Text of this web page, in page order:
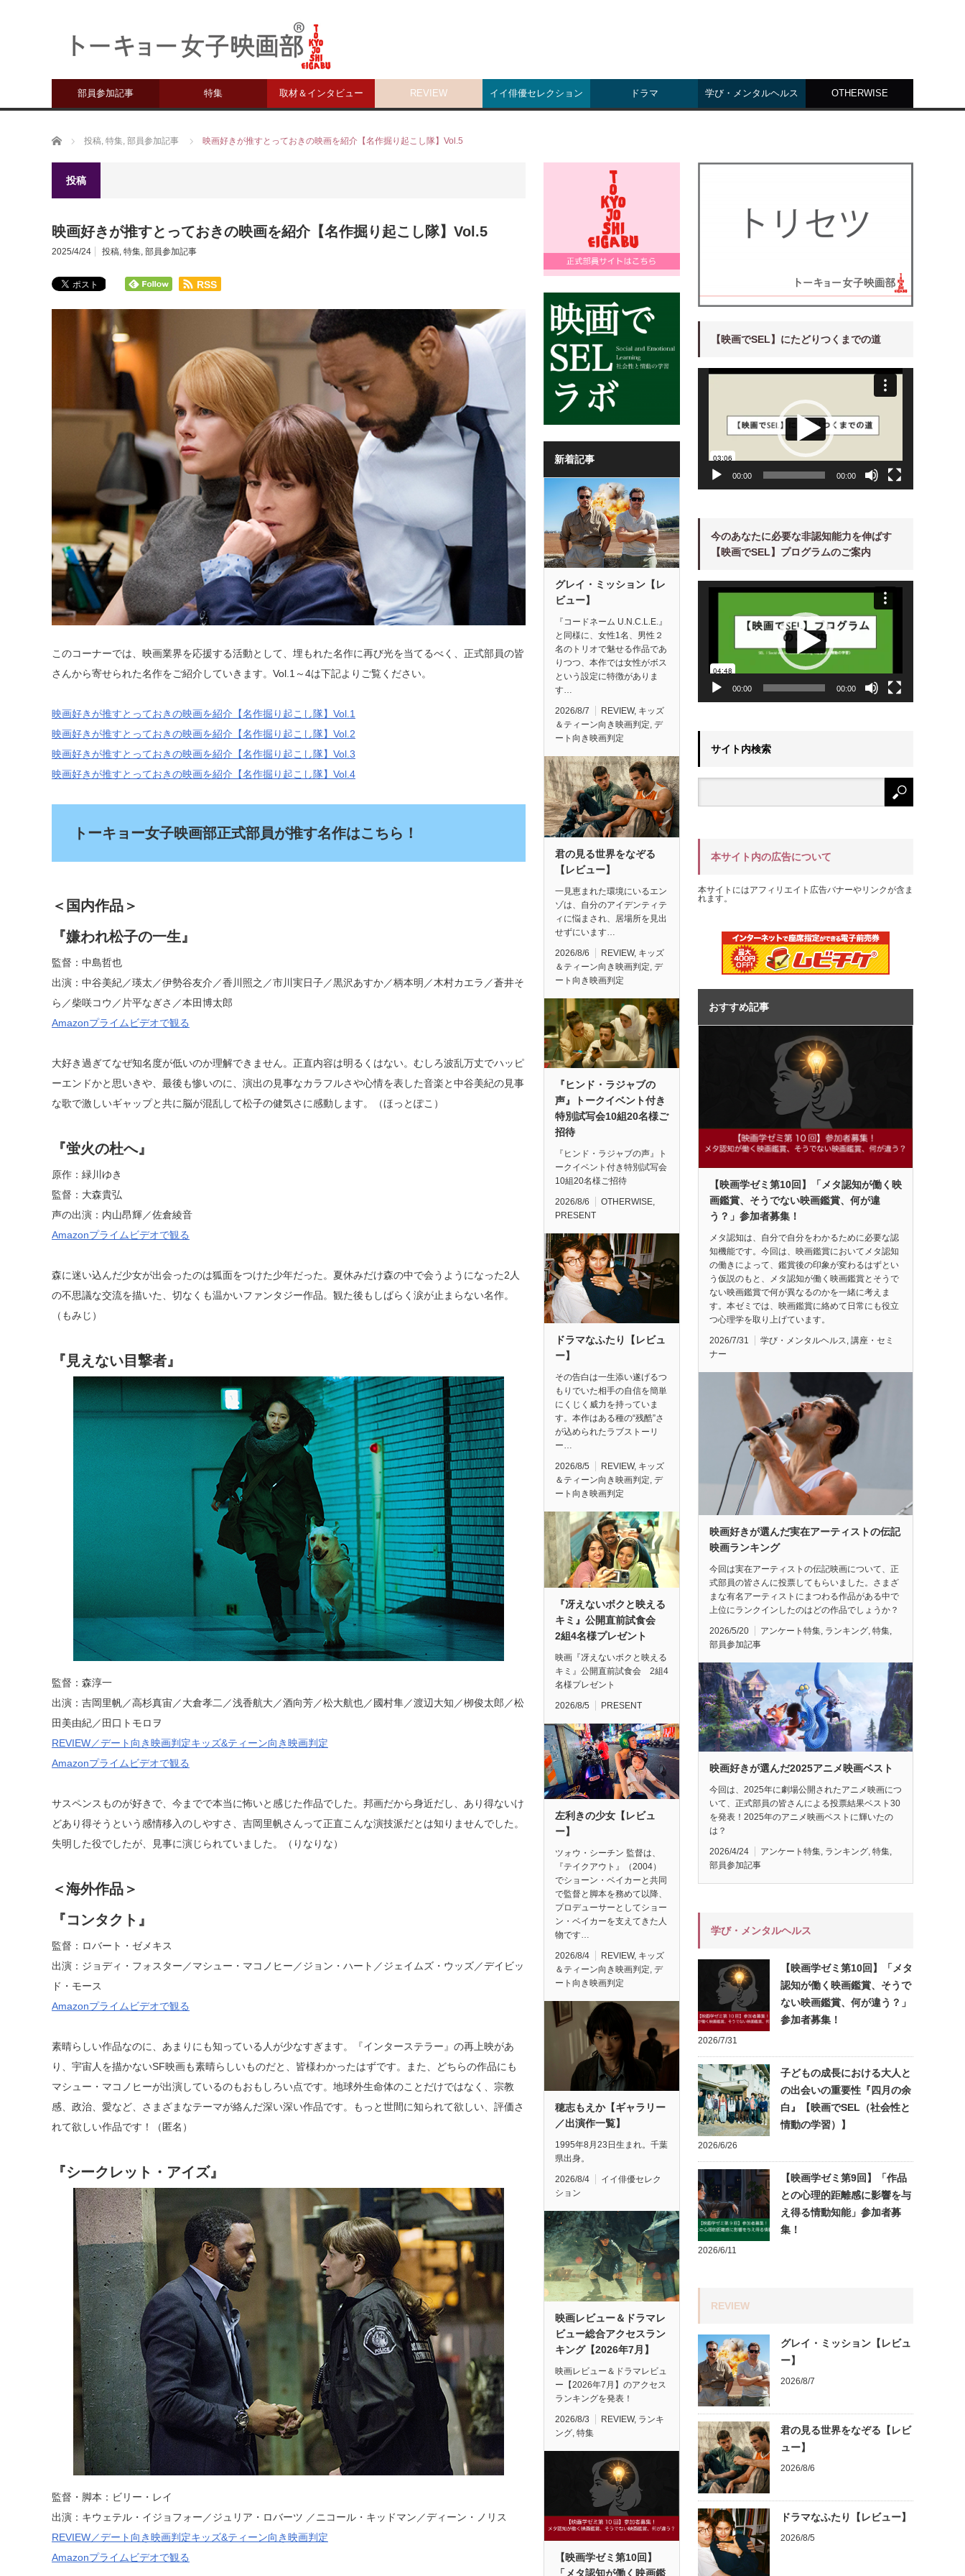
部員参加記事 特集 取材＆インタビュー REVIEW イイ俳優セレクション ドラマ 学び・メンタルヘルス OTHERWISE
ホーム 投稿, 特集, 部員参加記事 映画好きが推すとっておきの映画を紹介【名作掘り起こし隊】Vol.5
投稿
映画好きが推すとっておきの映画を紹介【名作掘り起こし隊】Vol.5
2025/4/24 投稿, 特集, 部員参加記事
RSS
このコーナーでは、映画業界を応援する活動として、埋もれた名作に再び光を当てるべく、正式部員の皆
さんから寄せられた名作をご紹介していきます。Vol.1～4は下記よりご覧ください。
映画好きが推すとっておきの映画を紹介【名作掘り起こし隊】Vol.1
映画好きが推すとっておきの映画を紹介【名作掘り起こし隊】Vol.2
映画好きが推すとっておきの映画を紹介【名作掘り起こし隊】Vol.3
映画好きが推すとっておきの映画を紹介【名作掘り起こし隊】Vol.4
トーキョー女子映画部正式部員が推す名作はこちら！
＜国内作品＞
『嫌われ松子の一生』
監督：中島哲也
出演：中谷美紀／瑛太／伊勢谷友介／香川照之／市川実日子／黒沢あすか／柄本明／木村カエラ／蒼井そ
ら／柴咲コウ／片平なぎさ／本田博太郎
Amazonプライムビデオで観る
大好き過ぎてなぜ知名度が低いのか理解できません。正直内容は明るくはない。むしろ波乱万丈でハッピ
ーエンドかと思いきや、最後も惨いのに、演出の見事なカラフルさや心情を表した音楽と中谷美紀の見事
な歌で激しいギャップと共に脳が混乱して松子の健気さに感動します。（ほっとぽこ）
『蛍火の杜へ』
原作：緑川ゆき
監督：大森貴弘
声の出演：内山昂輝／佐倉綾音
Amazonプライムビデオで観る
森に迷い込んだ少女が出会ったのは狐面をつけた少年だった。夏休みだけ森の中で会うようになった2人
の不思議な交流を描いた、切なくも温かいファンタジー作品。観た後もしばらく涙が止まらない名作。
（もみじ）
『見えない目撃者』
監督：森淳一
出演：吉岡里帆／高杉真宙／大倉孝二／浅香航大／酒向芳／松大航也／國村隼／渡辺大知／栁俊太郎／松
田美由紀／田口トモロヲ
REVIEW／デート向き映画判定キッズ&ティーン向き映画判定
Amazonプライムビデオで観る
サスペンスものが好きで、今までで本当に怖いと感じた作品でした。邦画だから身近だし、あり得ないけ
どあり得そうという感情移入のしやすさ、吉岡里帆さんって正直こんな演技派だとは知りませんでした。
失明した役でしたが、見事に演じられていました。（りなりな）
＜海外作品＞
『コンタクト』
監督：ロバート・ゼメキス
出演：ジョディ・フォスター／マシュー・マコノヒー／ジョン・ハート／ジェイムズ・ウッズ／デイビッ
ド・モース
Amazonプライムビデオで観る
素晴らしい作品なのに、あまりにも知っている人が少なすぎます。『インターステラー』の再上映があ
り、宇宙人を描かないSF映画も素晴らしいものだと、皆様わかったはずです。また、どちらの作品にも
マシュー・マコノヒーが出演しているのもおもしろい点です。地球外生命体のことだけではなく、宗教
感、政治、愛など、さまざまなテーマが絡んだ深い深い作品です。もっと世間に知られて欲しい、評価さ
れて欲しい作品です！（匿名）
『シークレット・アイズ』
監督・脚本：ビリー・レイ
出演：キウェテル・イジョフォー／ジュリア・ロバーツ ／ニコール・キッドマン／ディーン・ノリス
REVIEW／デート向き映画判定キッズ&ティーン向き映画判定
Amazonプライムビデオで観る
新着記事
グレイ・ミッション【レ
ビュー】
『コードネーム U.N.C.L.E.』
と同様に、女性1名、男性２
名のトリオで魅せる作品であ
りつつ、本作では女性がボス
という設定に特徴がありま
す…
2026/8/7 REVIEW, キッズ
＆ティーン向き映画判定, デ
ート向き映画判定
君の見る世界をなぞる
【レビュー】
一見恵まれた環境にいるエン
ゾは、自分のアイデンティテ
ィに悩まされ、居場所を見出
せずにいます…
2026/8/6 REVIEW, キッズ
＆ティーン向き映画判定, デ
ート向き映画判定
『ヒンド・ラジャブの
声』トークイベント付き
特別試写会10組20名様ご
招待
『ヒンド・ラジャブの声』ト
ークイベント付き特別試写会
10組20名様ご招待
2026/8/6 OTHERWISE
PRESENT
ドラマなふたり【レビュ
ー】
その告白は一生添い遂げるつ
もりでいた相手の自信を簡単
にくじく威力を持っていま
す。本作はある種の“残酷”さ
が込められたラブストーリ
ー…
2026/8/5 REVIEW, キッズ
＆ティーン向き映画判定, デ
ート向き映画判定
『冴えないボクと映える
キミ』公開直前試食会
2組4名様プレゼント
映画『冴えないボクと映える
キミ』公開直前試食会 2組4
名様プレゼント
2026/8/5 PRESENT
左利きの少女【レビュ
ー】
ツォウ・シーチン 監督は、
『テイクアウト』（2004）
でショーン・ベイカーと共同
で監督と脚本を務めて以降、
プロデューサーとしてショー
ン・ベイカーを支えてきた人
物です…
2026/8/4 REVIEW, キッズ
＆ティーン向き映画判定, デ
ート向き映画判定
穂志もえか【ギャラリー
／出演作一覧】
1995年8月23日生まれ。千葉
県出身。
2026/8/4
イイ俳優セレク
ション
映画レビュー＆ドラマレ
ビュー総合アクセスラン
キング【2026年7月】
映画レビュー＆ドラマレビュ
ー【2026年7月】のアクセス
ランキングを発表！
2026/8/3 REVIEW, ランキ
ング 特集
【映画学ゼミ第10回】
「メタ認知が働く映画鑑
【映画でSEL】にたどりつくまでの道
00:00 00:00
今のあなたに必要な非認知能力を伸ばす
【映画でSEL】プログラムのご案内
動
00:00 00:00
サイト内検索
本サイト内の広告について
本サイトにはアフィリエイト広告バナーやリンクが含ま
れます。
おすすめ記事
【映画学ゼミ第10回】「メタ認知が働く映
画鑑賞、そうでない映画鑑賞、何が違
う？」参加者募集！
メタ認知は、自分で自分をわかるために必要な認
知機能です。今回は、映画鑑賞においてメタ認知
の働きによって、鑑賞後の印象が変わるはずとい
う仮説のもと、メタ認知が働く映画鑑賞とそうで
ない映画鑑賞で何が異なるのかを一緒に考えま
す。本ゼミでは、映画鑑賞に絡めて日常にも役立
つ心理学を取り上げています。
2026/7/31 学び・メンタルヘルス, 講座・セミ
ナー
映画好きが選んだ実在アーティストの伝記
映画ランキング
今回は実在アーティストの伝記映画について、正
式部員の皆さんに投票してもらいました。さまざ
まな有名アーティストにまつわる作品がある中で
上位にランクインしたのはどの作品でしょうか？
2026/5/20 アンケート特集, ランキング, 特集,
部員参加記事
映画好きが選んだ2025アニメ映画ベスト
今回は、2025年に劇場公開されたアニメ映画につ
いて、正式部員の皆さんによる投票結果ベスト30
を発表！2025年のアニメ映画ベストに輝いたの
は？
2026/4/24 アンケート特集, ランキング, 特集,
部員参加記事
学び・メンタルヘルス
【映画学ゼミ第10回】「メタ
認知が働く映画鑑賞、そうで
ない映画鑑賞、何が違う？」
参加者募集！
2026/7/31
子どもの成長における大人と
の出会いの重要性『四月の余
白』【映画でSEL（社会性と
情動の学習）】
2026/6/26
【映画学ゼミ第9回】「作品
との心理的距離感に影響を与
え得る情動知能」参加者募
集！
2026/6/11
REVIEW
グレイ・ミッション【レビュ
ー】
2026/8/7
君の見る世界をなぞる【レビ
ュー】
2026/8/6
ドラマなふたり【レビュー】
2026/8/5